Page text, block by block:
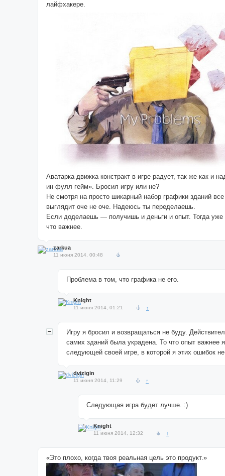
лайфхакере.
Аватарка движка констракт в игре радует, так же как и
ин фулл гейм». Бросил игру или не?
Не смотря на просто шикарный набор графики зданий
выглядит оче не оче. Надеюсь ты переделаешь.
Если доделаешь — получишь и деньги и опыт. Тогда
что важнее.
zarkua
11 июня 2014, 00:48
Проблема в том, что графика не его.
Knight
11 июня 2014, 01:21 ↑
Игру я бросил и возвращаться не буду.
самих зданий была украдена. То что опыт важнее
следующей своей игре, в которой я этих ошибок
dvizigin
11 июня 2014, 11:29 ↑
Следующая игра будет лучше. :)
Knight
11 июня 2014, 12:32 ↑
«Это плохо, когда твоя реальная цель это продукт.»